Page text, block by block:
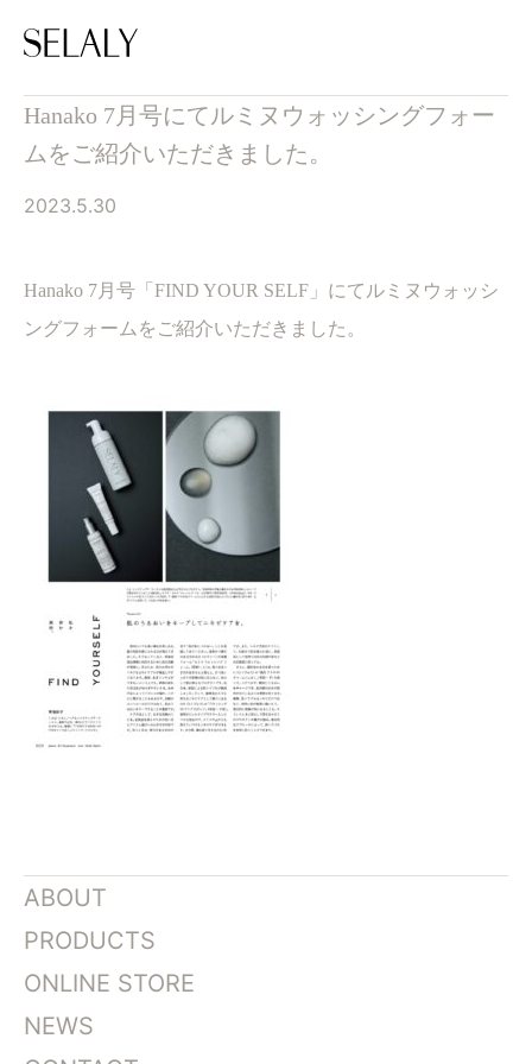
Hanako 7月号にてルミヌウォッシングフォー
ムをご紹介いただきました。
2023.5.30
Hanako 7月号「FIND YOUR SELF」にてルミヌウォッシ
ングフォームをご紹介いただきました。
ABOUT
PRODUCTS
ONLINE STORE
NEWS